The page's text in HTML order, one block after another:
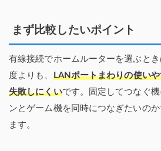
まず比較したいポイント
有線接続でホームルーターを選ぶと
度よりも、 LANポートまわりの使い
失敗しにくいです。固定してつなぐ
ンとゲーム機を同時につなぎたいの
ます。